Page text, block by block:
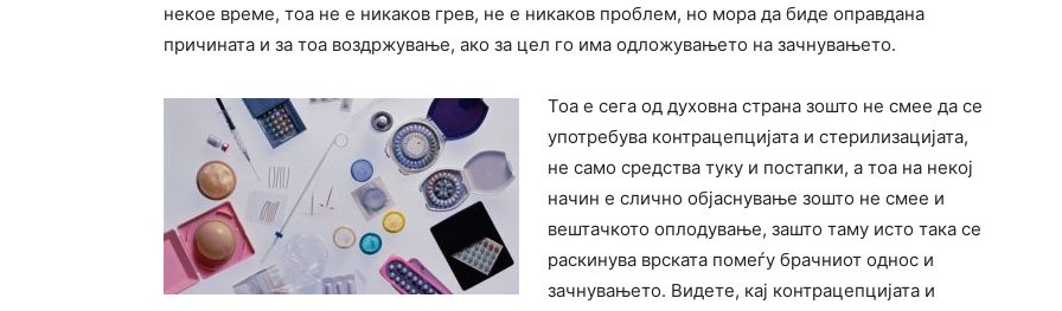
некое време, тоа не е никаков грев, не е никаков проблем, но мора да биде оправдана
причината и за тоа воздржување, ако за цел го има одложувањето на зачнувањето.
Тоа е сега од духовна страна зошто не смее да се
употребува контрацепцијата и стерилизацијата,
не само средства туку и постапки, а тоа на некој
начин е слично објаснување зошто не смее и
вештачкото оплодување, зашто таму исто така се
раскинува врската помеѓу брачниот однос и
зачнувањето. Видете, кај контрацепцијата и